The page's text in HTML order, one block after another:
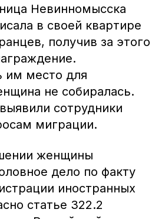
Невинномысска
в своей квартире
получив за этого
им место для
не собиралась.
сотрудники
миграции.
женщины
дело по факту
иностранных
статье 322.2